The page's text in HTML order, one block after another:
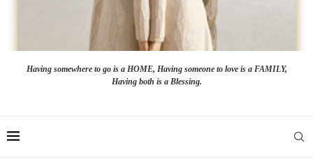
Having somewhere to go is a HOME, Having someone to love is a FAMILY,
Having both is a Blessing.